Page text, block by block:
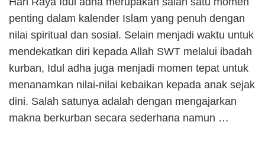
penting dalam kalender Islam yang penuh dengan
nilai spiritual dan sosial. Selain menjadi waktu untuk
mendekatkan diri kepada Allah SWT melalui ibadah
kurban, Idul adha juga menjadi momen tepat untuk
menanamkan nilai-nilai kebaikan kepada anak sejak
dini. Salah satunya adalah dengan mengajarkan
makna berkurban secara sederhana namun …